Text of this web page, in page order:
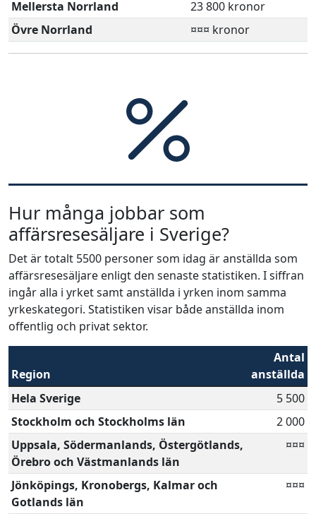
Mellersta Norrland
23 800 kronor
Övre Norrland
¤¤¤ kronor
Hur många jobbar som
affärsresesäljare i Sverige?
Det är totalt 5500 personer som idag är anställda som
affärsresesäljare enligt den senaste statistiken. I siffran
ingår alla i yrket samt anställda i yrken inom samma
yrkeskategori. Statistiken visar både anställda inom
offentlig och privat sektor.
Region
Antal
anställda
Hela Sverige
5 500
Stockholm och Stockholms län
2 000
Uppsala, Södermanlands, Östergötlands,
Örebro och Västmanlands län
¤¤¤
Jönköpings, Kronobergs, Kalmar och
Gotlands län
¤¤¤